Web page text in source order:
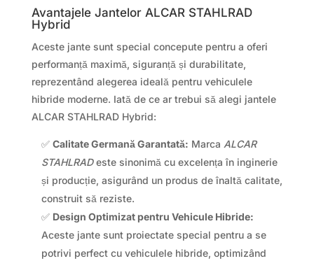
Avantajele Jantelor ALCAR STAHLRAD
Hybrid
Aceste jante sunt special concepute pentru a oferi
performanță maximă, siguranță și durabilitate,
reprezentând alegerea ideală pentru vehiculele
hibride moderne. Iată de ce ar trebui să alegi jantele
ALCAR STAHLRAD Hybrid:
✅ Calitate Germană Garantată: Marca ALCAR
STAHLRADeste sinonimă cu excelența în inginerie
și producție, asigurând un produs de înaltă calitate,
construit să reziste.
✅ Design Optimizat pentru Vehicule Hibride:
Aceste jante sunt proiectate special pentru a se
potrivi perfect cu vehiculele hibride, optimizând